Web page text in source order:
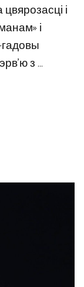
і
і
гадовы
з …